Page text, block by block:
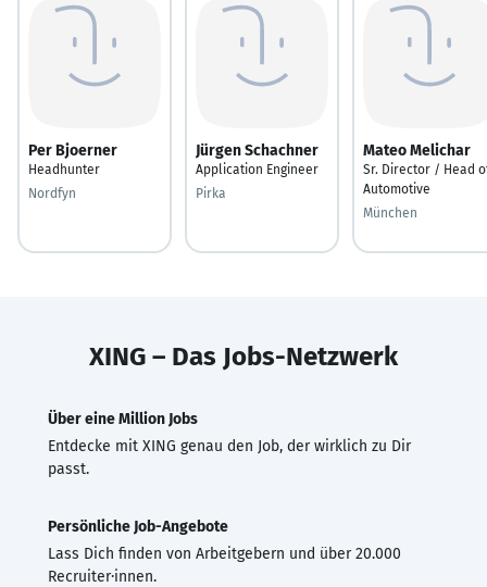
Per Bjoerner
Headhunter
Nordfyn
Jürgen Schachner
Application Engineer
Pirka
Mateo Melichar
Sr. Director / Head
Automotive
München
XING – Das Jobs-Netzwerk
Über eine Million Jobs
Entdecke mit XING genau den Job, der wirklich zu Dir
passt.
Persönliche Job-Angebote
Lass Dich finden von Arbeitgebern und über 20.000
Recruiter·innen.